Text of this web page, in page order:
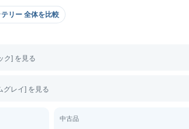
リー 全体を比較
ク] を見る
グレイ] を見る
中古品